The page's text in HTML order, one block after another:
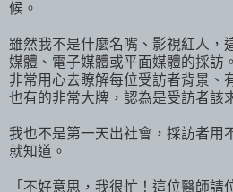
候。
雖然我不是什麼名嘴、影視紅人，
媒體、電子媒體或平面媒體的採訪
非常用心去瞭解每位受訪者背景、
也有的非常大牌，認為是受訪者該
我也不是第一天出社會，採訪者用
就知道。
「不好意思，我很忙！這位醫師請